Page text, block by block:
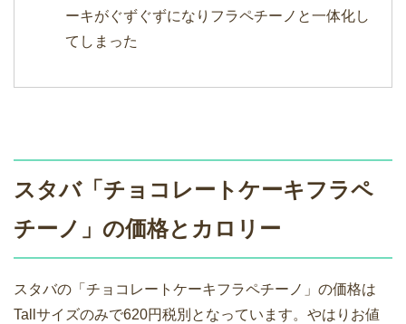
ーキがぐずぐずになりフラペチーノと一体化し
てしまった
スタバ「チョコレートケーキフラペ
チーノ」の価格とカロリー
スタバの「チョコレートケーキフラペチーノ」の価格は
Tallサイズのみで620円税別となっています。やはりお値